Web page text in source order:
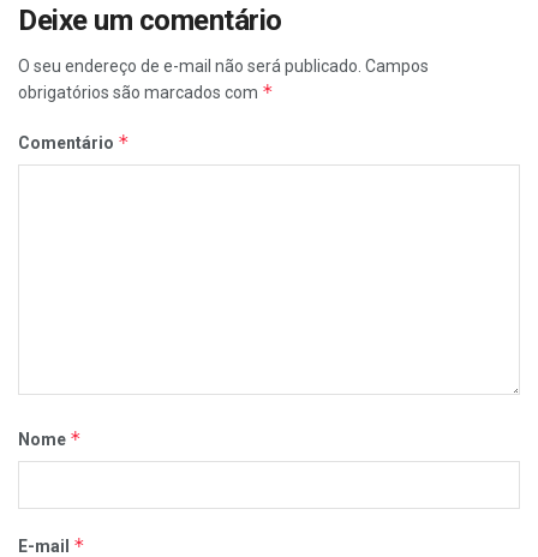
Deixe um comentário
O seu endereço de e-mail não será publicado. Campos
obrigatórios são marcados com *
Comentário *
Nome *
E-mail *